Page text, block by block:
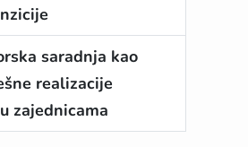
saradnja kao
realizacije
zajednicama